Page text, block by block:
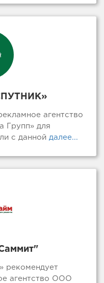
агентство
Групп» для
с даннойдалее...
агентство ООО